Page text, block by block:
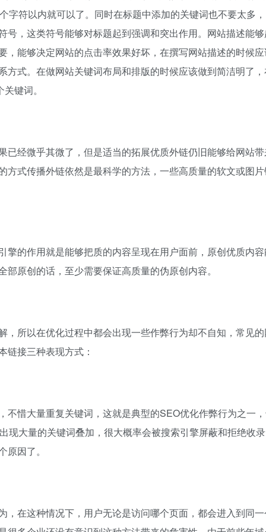
字符以内就可以了。同时在标题中添加的关键词也不要太多
，这类符号能够对标题起到强调和突出作用。网站描述能
能够决定网站的点击率效果好坏，在撰写网站描述的时候
式。在做网站关键词布局和排版的时候应该做到简洁明了
键词。
经微乎其微了，但是适当的拓展优质外链仍旧能够给网站
式传播外链依然是最科学的方法，一些高质量的软文或图
的作用就是能够把质的内容呈现在用户面前，原创优质内
原创的话，至少需要保证高质量的伪原创内容。
所以在优化过程中都会出现一些作弊行为却不自知，常见
链接三种表现方式：
惜大量重复关键词，这就是典型的SEO优化作弊行为之一
现大量的关键词叠加，很大概率会被搜索引擎屏蔽和拒绝收
因了。
在这种情况下，用户无论是访问哪个页面，都会进入到同